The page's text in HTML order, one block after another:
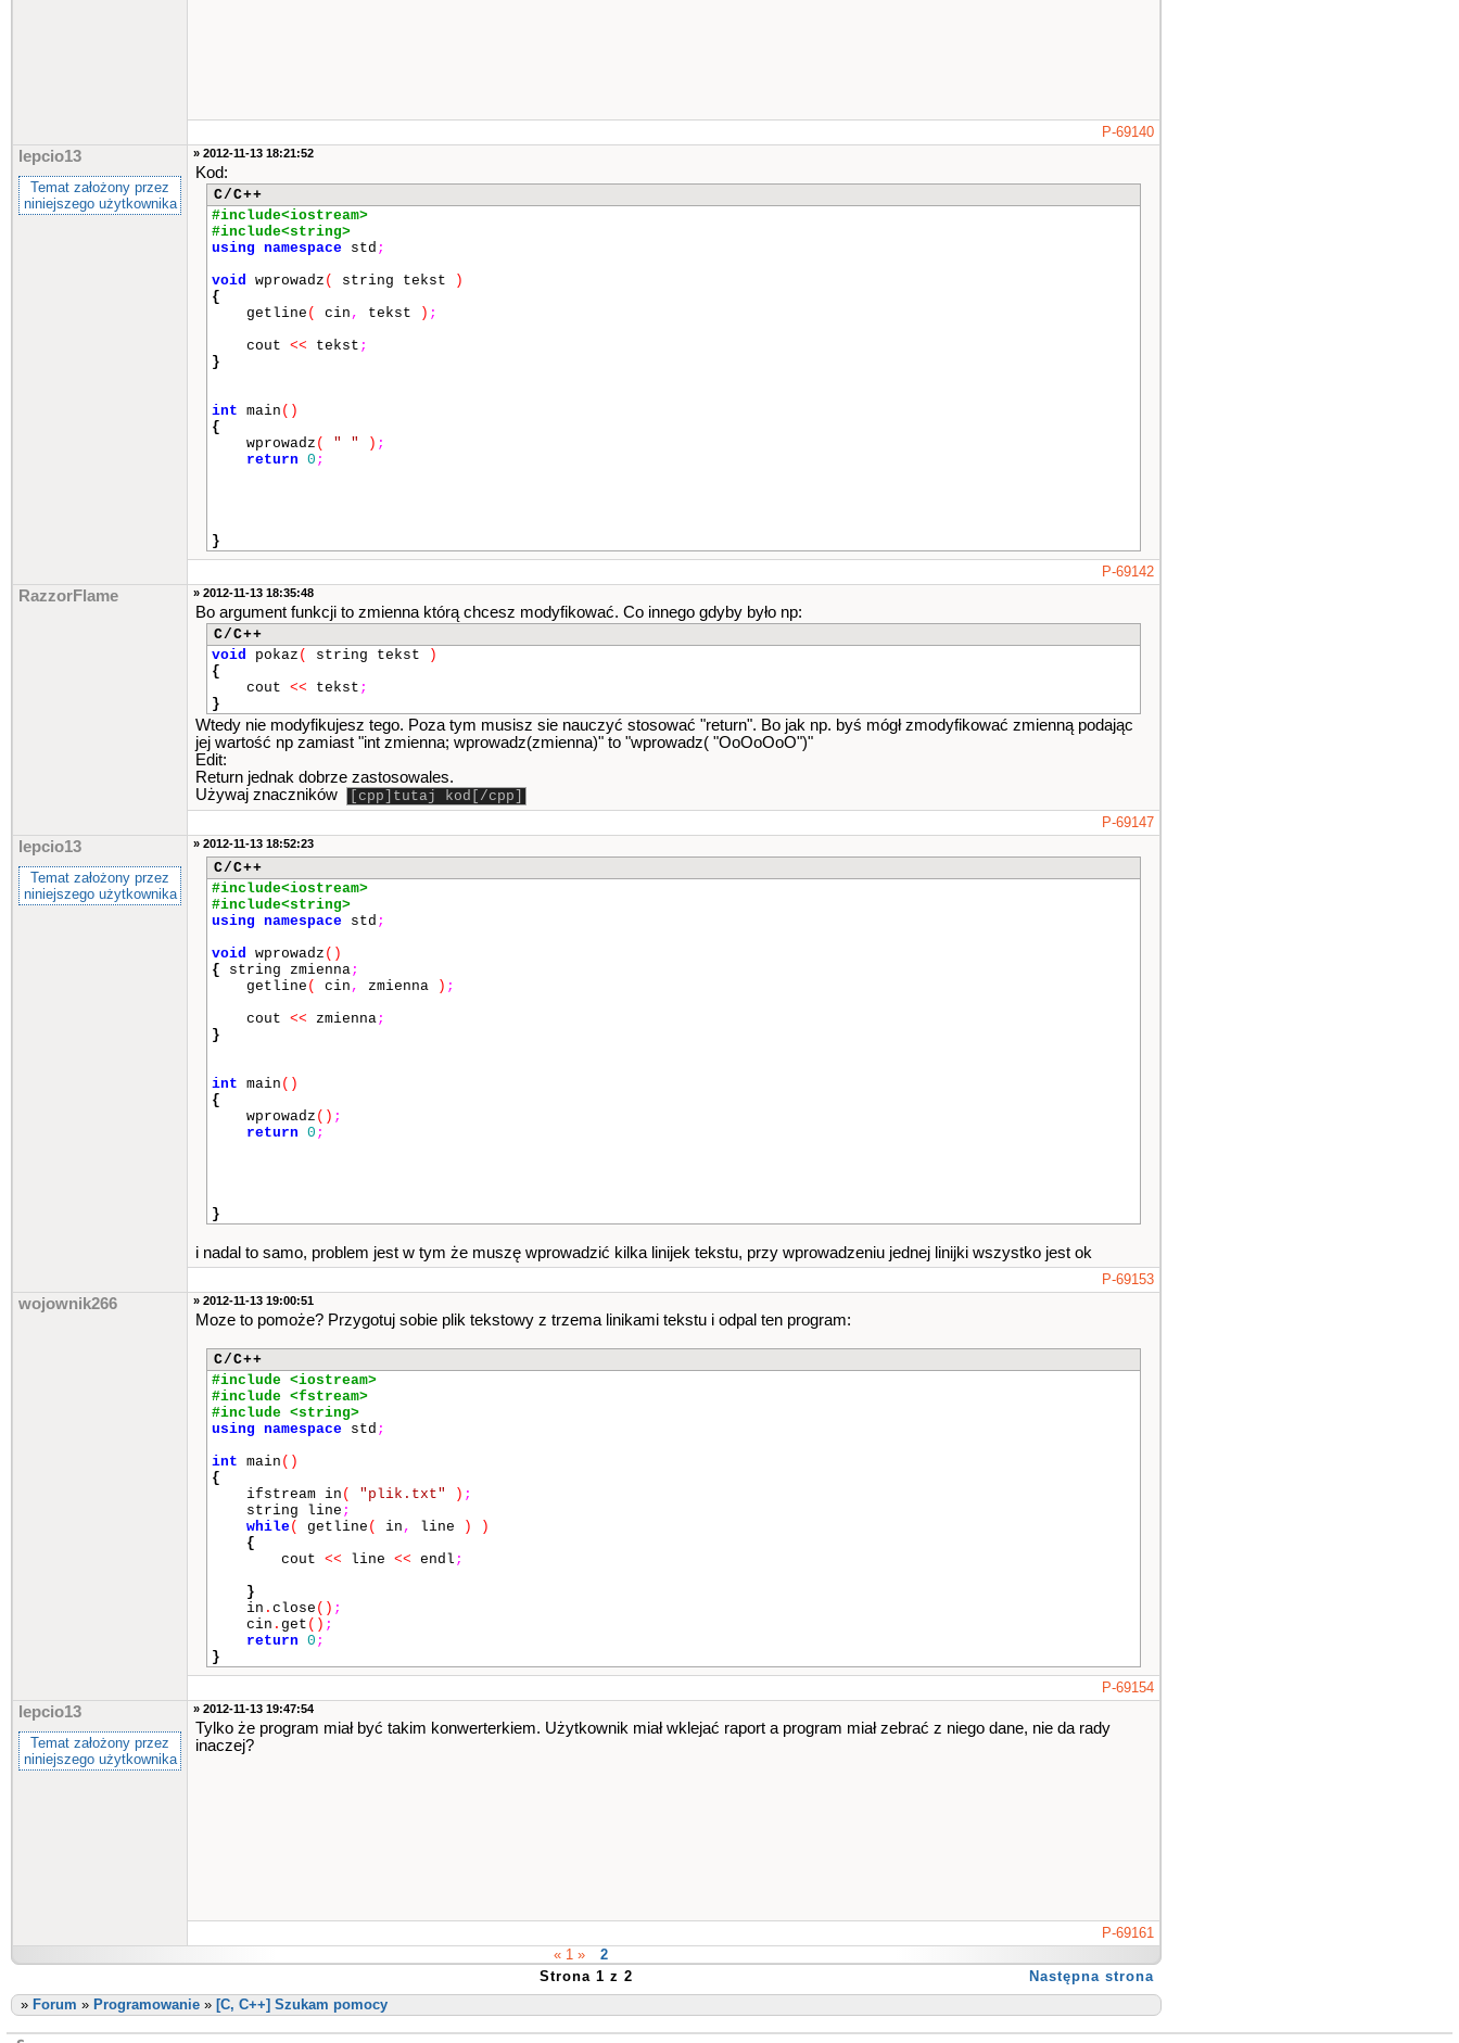
P-69140
lepcio13
Temat założony przez
niniejszego użytkownika
» 2012-11-13 18:21:52
Kod:
C/C++
#include<iostream>
#include<string>
using namespace std ;
void wprowadz ( string tekst
)
{
getline ( cin , tekst ) ;
cout << tekst ;
}
int main ()
{
wprowadz ( " " ) ;
return 0 ;
}
P-69142
RazzorFlame » 2012-11-13 18:35:48
Bo argument funkcji to zmienna którą chcesz modyfikować. Co innego gdyby było np:
C/C++
void pokaz ( string tekst
)
{
cout << tekst ;
}
Wtedy nie modyfikujesz tego. Poza tym musisz sie nauczyć stosować "return". Bo jak np. byś mógł zmodyfikować zmienną podając
jej wartość np zamiast "int zmienna; wprowadz(zmienna)" to "wprowadz( "OoOoOoO")"
Edit:
Return jednak dobrze zastosowales.
Używaj znaczników
[cpp]tutaj kod[/cpp]
P-69147
lepcio13
Temat założony przez
niniejszego użytkownika
» 2012-11-13 18:52:23
C/C++
#include<iostream>
#include<string>
using namespace std ;
void wprowadz ()
{ string zmienna;
getline ( cin , zmienna ) ;
cout << zmienna;
}
int main ()
{
wprowadz () ;
return 0 ;
}
i nadal to samo, problem jest w tym że muszę wprowadzić kilka linijek tekstu, przy wprowadzeniu jednej linijki wszystko jest ok
P-69153
wojownik266 » 2012-11-13 19:00:51
Moze to pomoże? Przygotuj sobie plik tekstowy z trzema linikami tekstu i odpal ten program:
C/C++
#include <iostream>
#include <fstream>
#include <string>
using namespace std ;
int main ()
{
ifstream in ( "plik.txt" ) ;
string line ;
while( getline ( in , line )
)
{
cout << line << endl ;
}
in . close () ;
cin . get () ;
return 0 ;
}
P-69154
lepcio13
Temat założony przez
niniejszego użytkownika
» 2012-11-13 19:47:54
Tylko że program miał być takim konwerterkiem. Użytkownik miał wklejać raport a program miał zebrać z niego dane, nie da rady
inaczej?
P-69161
« 1 »
2
Strona 1 z 2
Następna strona
» Forum » Programowanie » [C, C++] Szukam pomocy